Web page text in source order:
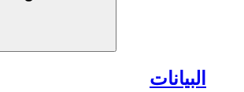
البيانات